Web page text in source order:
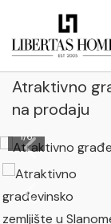
Atraktivno
na prodaju
1/6